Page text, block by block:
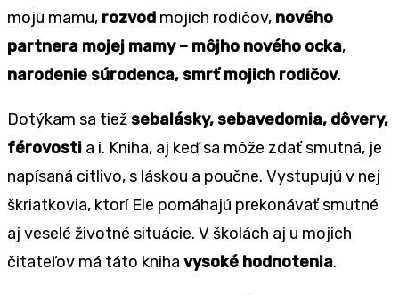
moju mamu, rozvod mojich rodičov, nového
partnera mojej mamy – môjho nového ocka,
narodenie súrodenca, smrť mojich rodičov.
Dotýkam sa tiež sebalásky, sebavedomia, dôvery,
férovosti a i. Kniha, aj keď sa môže zdať smutná, je
napísaná citlivo, s láskou a poučne. Vystupujú v nej
škriatkovia, ktorí Ele pomáhajú prekonávať smutné
aj veselé životné situácie. V školách aj u mojich
čitateľov má táto kniha vysoké hodnotenia.